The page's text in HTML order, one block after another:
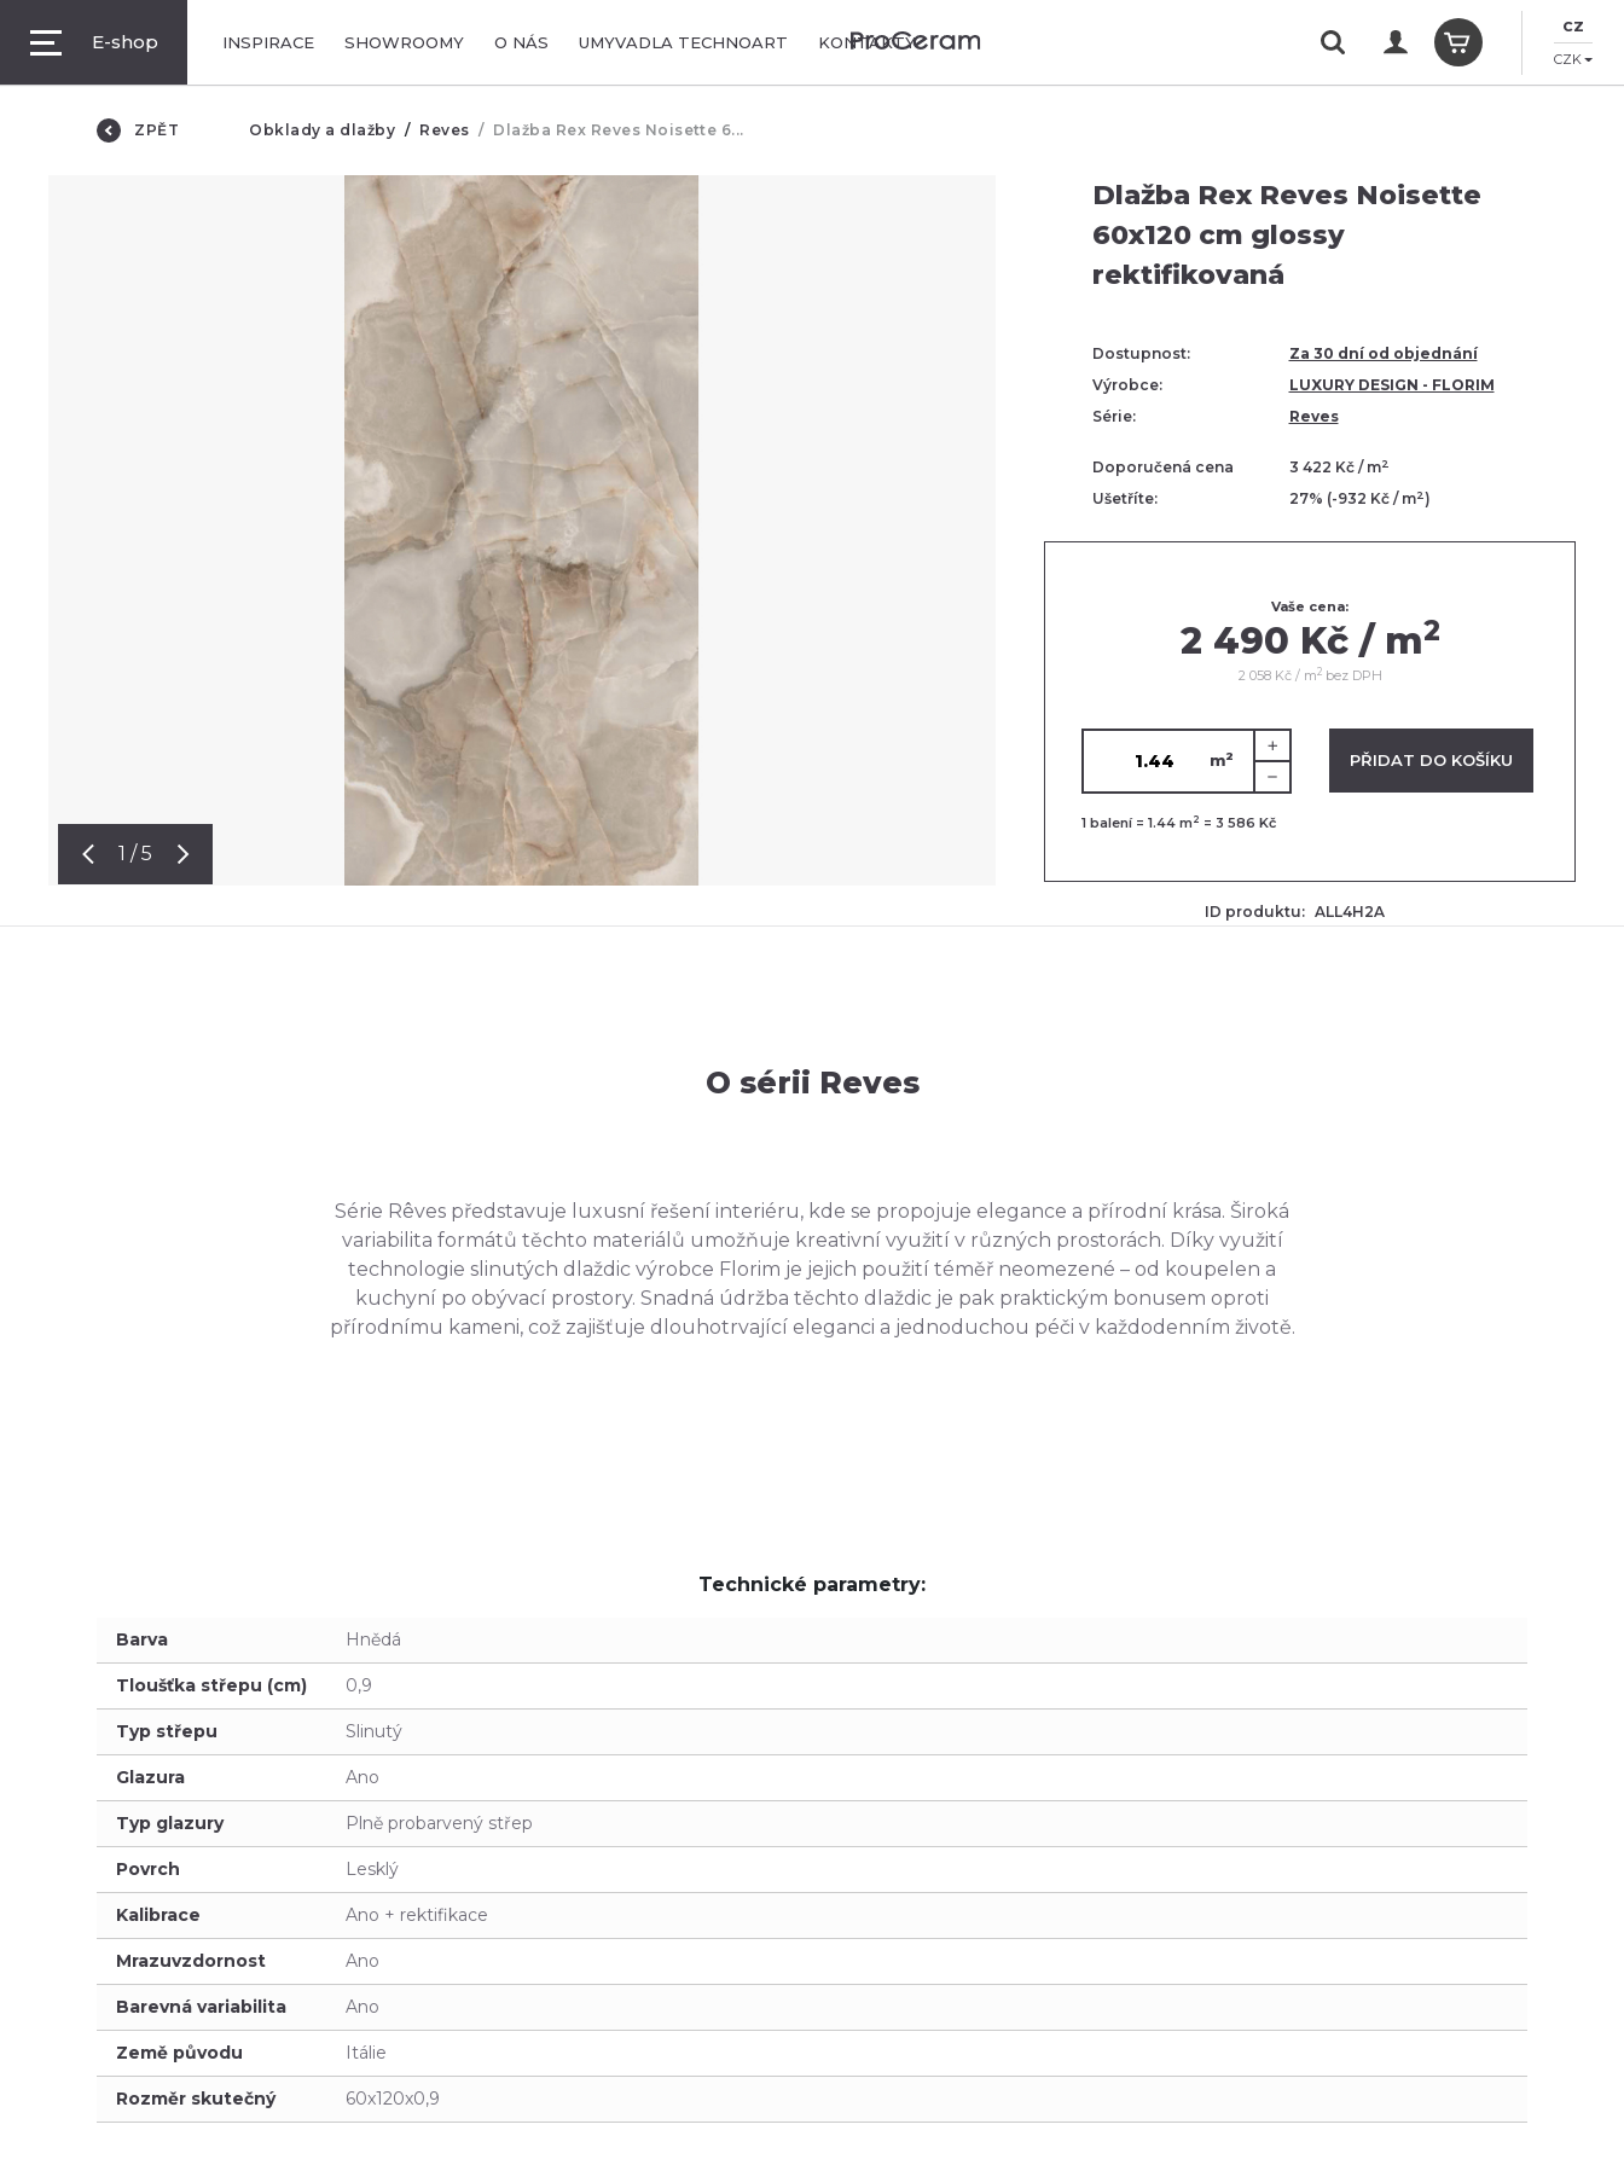
E-shop INSPIRACE SHOWROOMY O NÁS UMYVADLA TECHNOART KONTAKTY
CZ
CZK
ZPĚT Obklady a dlažby Reves Dlažba Rex Reves Noisette 6...
1 / 5
Dlažba Rex Reves Noisette
60x120 cm glossy
rektifikovaná
Dostupnost:
Za 30 dní od objednání
Výrobce:
LUXURY DESIGN - FLORIM
Série:
Reves
Doporučená cena 3 422 Kč / m2
Ušetříte: 27% (-932 Kč / m2)
Vaše cena:
2 490 Kč / m2
2 058 Kč / m2bez DPH
m2
VLOŽENO V KOŠÍKU PŘIDAT DO KOŠÍKU
1 balení = 1.44 m 2 = 3 586 Kč
ID produktu: ALL4H2A
O sérii Reves
Série Rêves představuje luxusní řešení interiéru, kde se propojuje elegance a přírodní krása. Široká
variabilita formátů těchto materiálů umožňuje kreativní využití v různých prostorách. Díky využití
technologie slinutých dlaždic výrobce Florim je jejich použití téměř neomezené – od koupelen a
kuchyní po obývací prostory. Snadná údržba těchto dlaždic je pak praktickým bonusem oproti
přírodnímu kameni, což zajišťuje dlouhotrvající eleganci a jednoduchou péči v každodenním životě.
Technické parametry:
Barva Hnědá
Tloušťka střepu (cm) 0,9
Typ střepu Slinutý
Glazura Ano
Typ glazury Plně probarvený střep
Povrch Lesklý
Kalibrace Ano + rektifikace
Mrazuvzdornost Ano
Barevná variabilita Ano
Země původu Itálie
Rozměr skutečný 60x120x0,9